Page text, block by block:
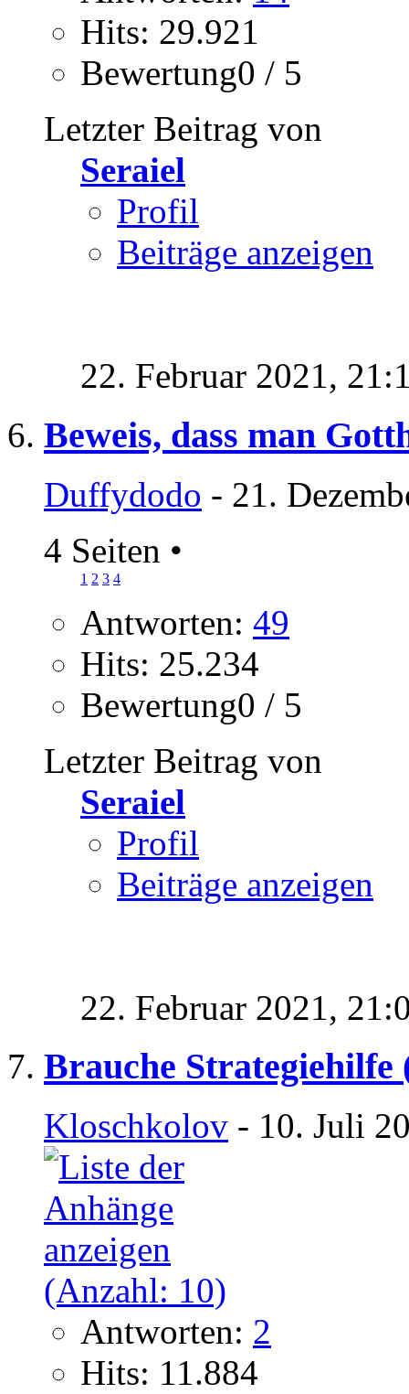
Hits: 29.921
Bewertung0 / 5
Letzter Beitrag von
Seraiel
Profil
Beiträge anzeigen
22. Februar 2021,
Beweis, dass man
Duffydodo - 21.
4 Seiten •
1 2 3 4
Antworten: 49
Hits: 25.234
Bewertung0 / 5
Letzter Beitrag von
Seraiel
Profil
Beiträge anzeigen
22. Februar 2021,
Brauche Strategiehilfe
Kloschkolov - 10. Juli
Antworten: 2
Hits: 11.884